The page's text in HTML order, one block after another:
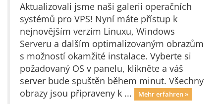
Aktualizovali jsme naši galerii operačních
systémů pro VPS! Nyní máte přístup k
nejnovějším verzím Linuxu, Windows
Serveru a dalším optimalizovaným obr­azům
s možností okamžité instalace. Vyberte si
požadovaný OS v panelu, klikněte a váš
server bude spuštěn během minut. Všechny
obrazy jsou připraveny k ...
Mehr erfahren »